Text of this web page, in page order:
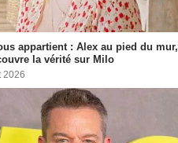
appartient : Alex au pied du mur,
la vérité sur Milo
2026